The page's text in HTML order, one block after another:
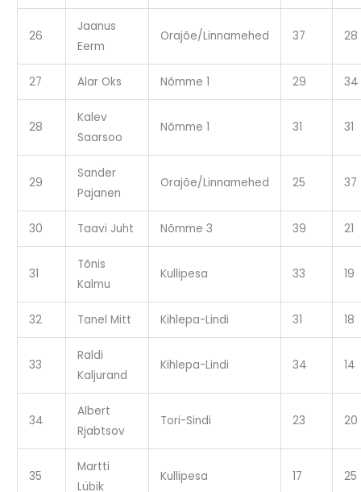
26
Jaanus
Eerm
Orajõe/Linnamehed 37 28
27 Alar Oks Nõmme 1 29 34
28
Kalev
Saarsoo
Nõmme 1 31 31
29
Sander
Pajanen
Orajõe/Linnamehed 25 37
30 Taavi Juht Nõmme 3 39 21
31
Tõnis
Kalmu
Kullipesa 33 19
32 Tanel Mitt Kihlepa-Lindi 31 18
33
Raldi
Kaljurand
Kihlepa-Lindi 34 14
34
Albert
Rjabtsov
Tori-Sindi 23 20
35
Martti
Lübik
Kullipesa 17 25